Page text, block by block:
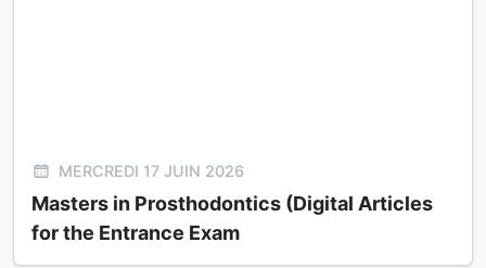
MERCREDI 17 JUIN 2026
Masters in Prosthodontics (Digital Articles
for the Entrance Exam